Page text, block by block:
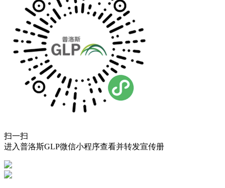
扫一扫
进入普洛斯GLP微信小程序查看并转发宣传册